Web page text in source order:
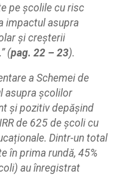
pe școlile cu risc
impactul asupra
și creșterii
(pag. 22 – 23).
a Schemei de
asupra școlilor
și pozitiv depășind
de 625 de școli cu
Dintr-un total
în prima rundă, 45%
au înregistrat